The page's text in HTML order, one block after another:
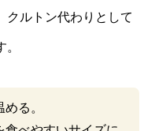
クルトン代わりとして
る。